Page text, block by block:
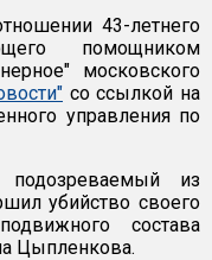
43-летнего
помощником
московского
со ссылкой на
управления по
подозреваемый из
убийство своего
состава
Цыпленкова.